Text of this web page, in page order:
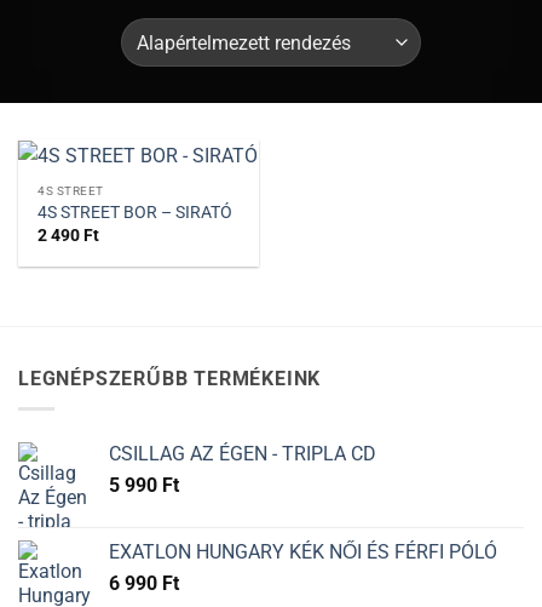
4S STREET
4S STREET BOR – SIRATÓ
2 490Ft
LEGNÉPSZERŰBB TERMÉKEINK
CSILLAG AZ ÉGEN - TRIPLA CD
5 990 Ft
EXATLON HUNGARY KÉK NŐI ÉS FÉRFI PÓLÓ
6 990 Ft